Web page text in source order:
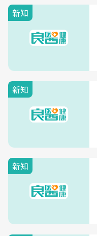
新知
新知
新知